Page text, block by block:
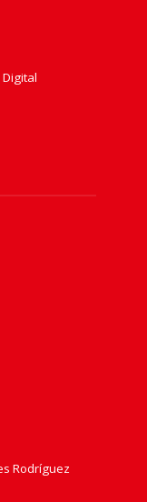
Rodríguez